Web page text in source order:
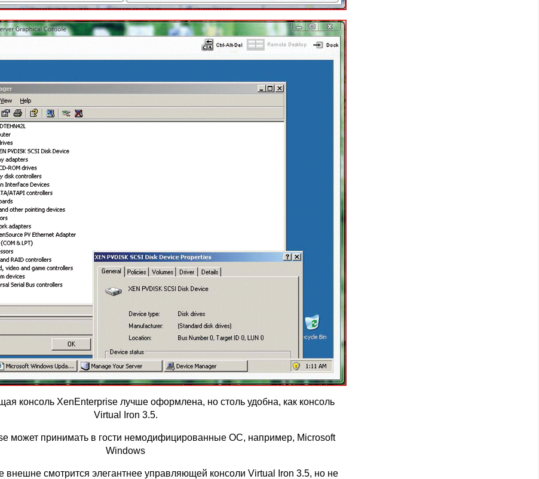
консоль XenEnterprise лучше оформлена, но столь удобна, как консоль
Virtual Iron 3.5.
может принимать в гости немодифицированные ОС, например, Microsoft
Windows
внешне смотрится элегантнее управляющей консоли Virtual Iron 3.5, но не